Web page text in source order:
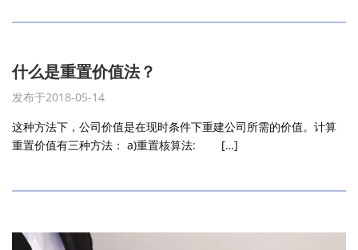
什么是重置价值法？
发布于2018-05-14
这种方法下，公司价值是在现时条件下重建公司所需的价值。计算
重置价值有三种方法： a)重置核算法: […]